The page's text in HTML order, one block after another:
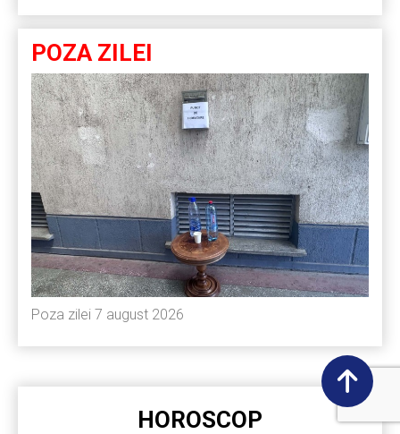
POZA ZILEI
Poza zilei 7 august 2026
HOROSCOP